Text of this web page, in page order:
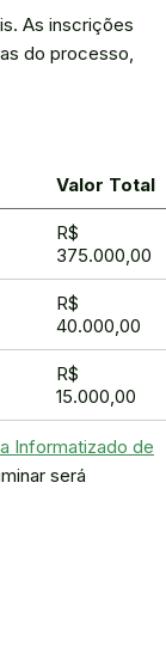
As inscrições
do processo,
Valor Total
R$
375.000,00
R$
40.000,00
R$
15.000,00
Informatizado de
será